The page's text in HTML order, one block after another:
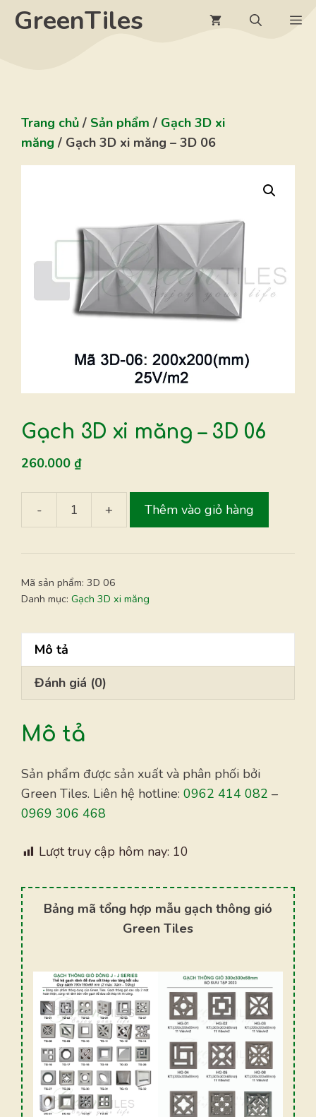
Chuyển
đếnGreenTiles
Trang chủ / Sản phẩm / Gạch 3D xi
măng / Gạch 3D xi măng – 3D 06
Gạch 3D xi măng – 3D 06
260.000 ₫
-
Gạch
xi
-
06
+ Thêm vào giỏ hàng
Mã sản phẩm: 3D 06
Danh mục: Gạch 3D xi măng
Mô tả
Đánh giá (0)
Mô tả
Sản phẩm được sản xuất và phân phối bởi
Green Tiles. Liên hệ hotline: 0962 414 082 –
0969 306 468
Lượt truy cập hôm nay: 10
Bảng mã tổng hợp mẫu gạch thông gió
Green Tiles